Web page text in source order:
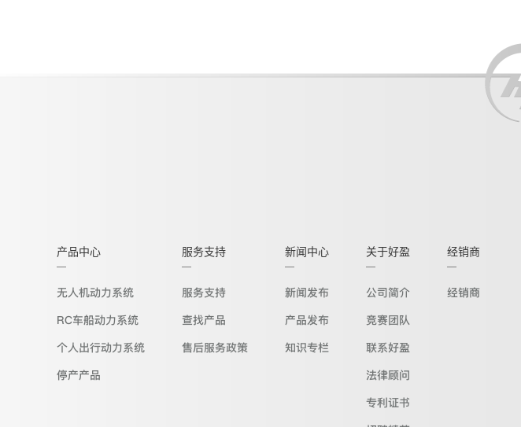
产品中心
无人机动力系统
RC车船动力系统
个人出行动力系统
停产产品
服务支持
服务支持
查找产品
售后服务政策
新闻中心
新闻发布
产品发布
知识专栏
关于好盈
公司简介
竞赛团队
联系好盈
法律顾问
专利证书
经销商
经销商